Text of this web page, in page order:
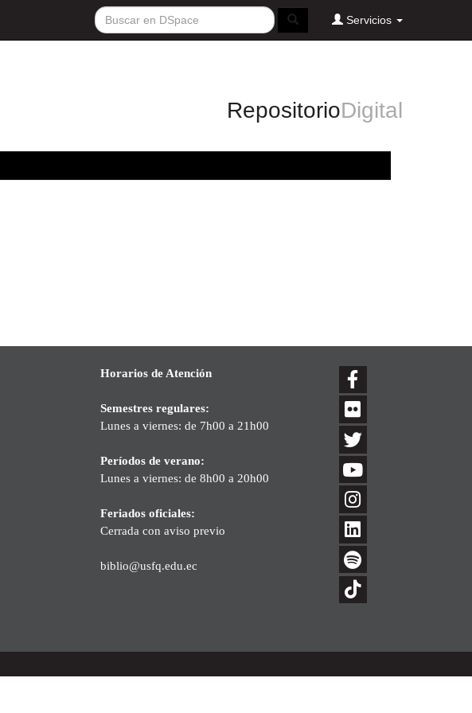
Servicios
RepositorioDigital
Horarios de Atención
Semestres regulares:
Lunes a viernes: de 7h00 a 21h00
Períodos de verano:
Lunes a viernes: de 8h00 a 20h00
Feriados oficiales:
Cerrada con aviso previo
biblio@usfq.edu.ec